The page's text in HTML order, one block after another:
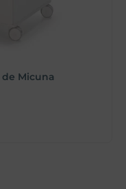
Micuna